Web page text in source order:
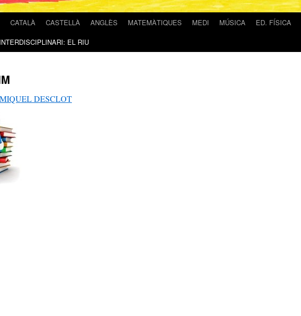
CATALÀ CASTELLÀ ANGLÈS MATEMÀTIQUES MEDI MÚSICA ED. FÍSICA
EL RIU
DESCLOT